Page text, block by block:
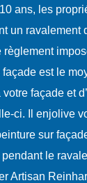
ans, les
un ravalement
règlement
façade est le
façade et
ci. Il enjolive
sur
le
Artisan